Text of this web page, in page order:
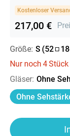
Kostenloser
217,00 €
Größe: S (52 18
Nur noch 4
Gläser: Ohne
Ohne